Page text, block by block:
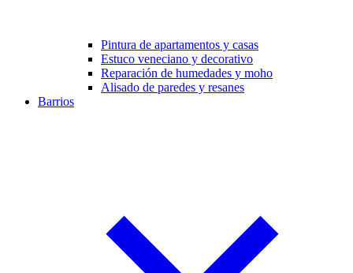
Pintura de apartamentos y casas
Estuco veneciano y decorativo
Reparación de humedades y moho
Alisado de paredes y resanes
Barrios